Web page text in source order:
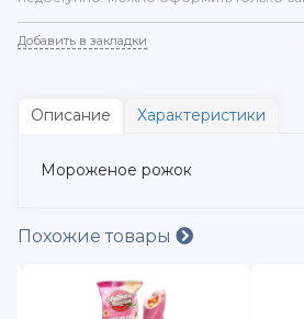
Добавить в закладки
Описание Характеристики
Мороженое рожок
Похожие товары